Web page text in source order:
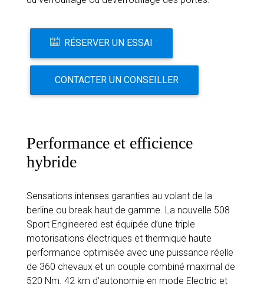
RÉSERVER UN ESSAI
CONTACTER UN CONSEILLER
Performance et efficience
hybride
Sensations intenses garanties au volant de la
berline ou break haut de gamme. La nouvelle 508
Sport Engineered est équipée d’une triple
motorisations électriques et thermique haute
performance optimisée avec une puissance réelle
de 360 chevaux et un couple combiné maximal de
520 Nm. 42 km d’autonomie en mode Electric et